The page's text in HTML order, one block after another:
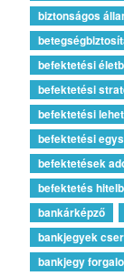
biztonságos
befektetési
befektetési
befektetési
befektetési
befektetések
befektetés
bankárképző
bankjegyek
bankjegy